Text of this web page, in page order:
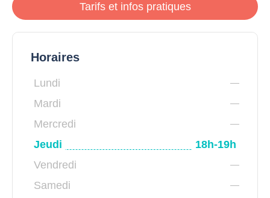
Tarifs et infos pratiques
Horaires
Lundi
Mardi
Mercredi
Jeudi
18h-19h
Vendredi
Samedi